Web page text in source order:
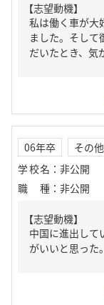
【志望動機】
私は働く車が大
ました。そして
だいたとき、気
06年卒 その他
学校名 ： 非公開
職種 ： 非公開
【志望動機】
中国に進出して
がいいと思った。